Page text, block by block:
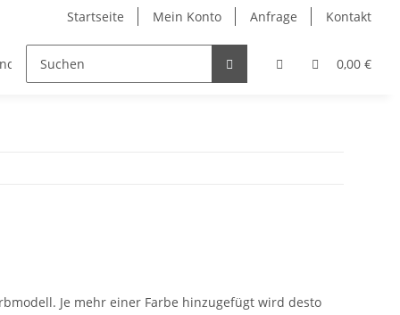
Startseite Mein Konto Anfrage Kontakt
0,00 €
Zubehör
Je mehr einer Farbe hinzugefügt wird desto